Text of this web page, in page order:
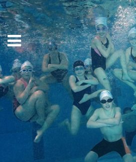
פסח של
תמנון